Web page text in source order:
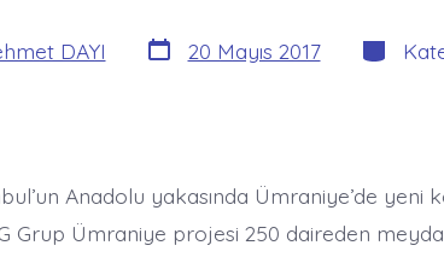
DAYI Yazı
tarihi
20 Mayıs 2017
Anadolu yakasında Ümraniye’de yeni
Grup Ümraniye projesi 250 daireden